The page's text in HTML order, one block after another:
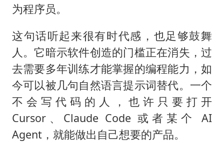
为程序员。
这句话听起来很有时代感，也足够鼓舞
人。它暗示软件创造的门槛正在消失，过
去需要多年训练才能掌握的编程能力，如
今可以被几句自然语言提示词替代。一个
不会写代码的人，也许只要打开
Cursor、Claude Code 或者某个 AI
Agent，就能做出自己想要的产品。